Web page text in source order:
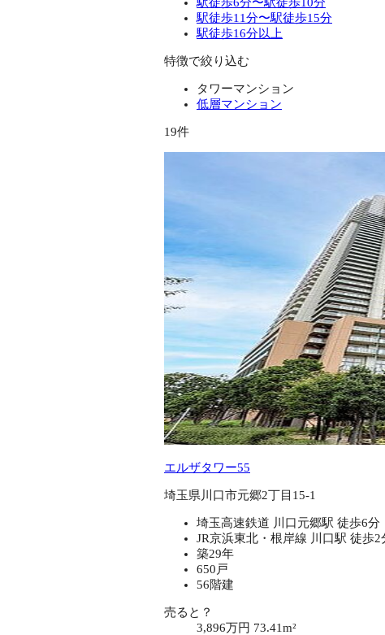
駅徒歩11分〜駅徒歩15分
駅徒歩16分以上
特徴で絞り込む
タワーマンション
低層マンション
19件
エルザタワー55
埼玉県川口市元郷2丁目15-1
埼玉高速鉄道 川口元郷駅 徒歩6分
JR京浜東北・根岸線 川口駅 徒歩2
築29年
650戸
56階建
売ると？
3,896万円 73.41m²